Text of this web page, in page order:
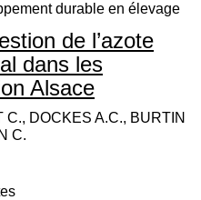
durable en élevage
de l’azote
dans les
Alsace
C., DOCKES A.C., BURTIN
C.